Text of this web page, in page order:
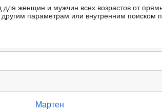
женщин и мужчин всех возрастов от
параметрам или внутренним поиском
Мартен